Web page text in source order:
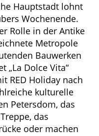
Hauptstadt lohnt
Wochenende.
Rolle in der Antike
Metropole
Bauwerken
„La Dolce Vita“
RED Holiday nach
kulturelle
Petersdom, das
das
oder machen